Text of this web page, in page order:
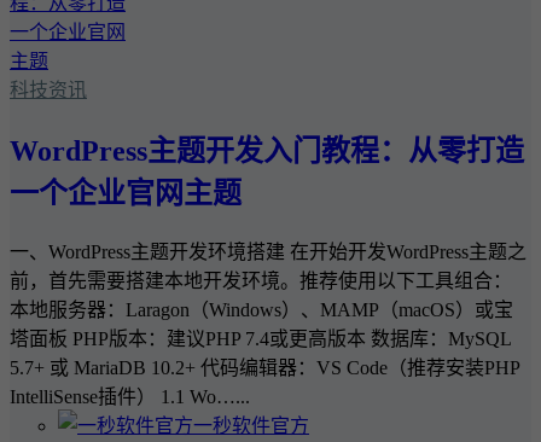
科技资讯
WordPress主题开发入门教程：从零打造
一个企业官网主题
一、WordPress主题开发环境搭建 在开始开发WordPress主题之
前，首先需要搭建本地开发环境。推荐使用以下工具组合：
本地服务器：Laragon（Windows）、MAMP（macOS）或宝
塔面板 PHP版本：建议PHP 7.4或更高版本 数据库：MySQL
5.7+ 或 MariaDB 10.2+ 代码编辑器：VS Code（推荐安装PHP
IntelliSense插件） 1.1 Wo…...
一秒软件官方